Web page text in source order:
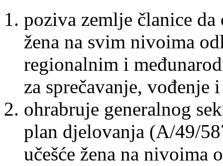
poziva zemlje članice
žena na svim nivoima
regionalnim i
za sprečavanje, vođenje
ohrabruje generalnog
plan djelovanja (A/49/
učešće žena na nivoima